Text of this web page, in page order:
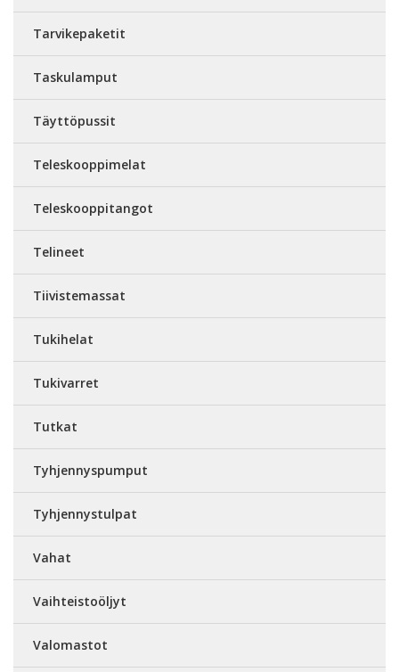
Tarvikepaketit
Taskulamput
Täyttöpussit
Teleskooppimelat
Teleskooppitangot
Telineet
Tiivistemassat
Tukihelat
Tukivarret
Tutkat
Tyhjennyspumput
Tyhjennystulpat
Vahat
Vaihteistoöljyt
Valomastot